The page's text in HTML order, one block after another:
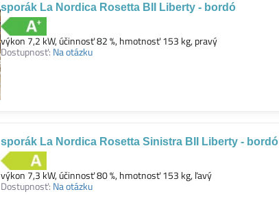
sporák La Nordica Rosetta BII Liberty - bordó
výkon 7,2 kW, účinnosť 82 %, hmotnosť 153 kg, pravý
Dostupnosť: Na otázku
sporák La Nordica Rosetta Sinistra BII Liberty - bordó
výkon 7,3 kW, účinnosť 80 %, hmotnosť 153 kg, ľavý
Dostupnosť: Na otázku